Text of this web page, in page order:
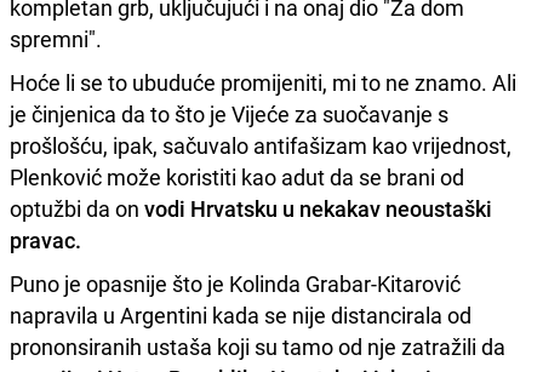
kompletan grb, uključujući i na onaj dio "Za dom
spremni".
Hoće li se to ubuduće promijeniti, mi to ne znamo. Ali
je činjenica da to što je Vijeće za suočavanje s
prošlošću, ipak, sačuvalo antifašizam kao vrijednost,
Plenković može koristiti kao adut da se brani od
optužbi da on vodi Hrvatsku u nekakav neoustaški
pravac.
Puno je opasnije što je Kolinda Grabar-Kitarović
napravila u Argentini kada se nije distancirala od
prononsiranih ustaša koji su tamo od nje zatražili da